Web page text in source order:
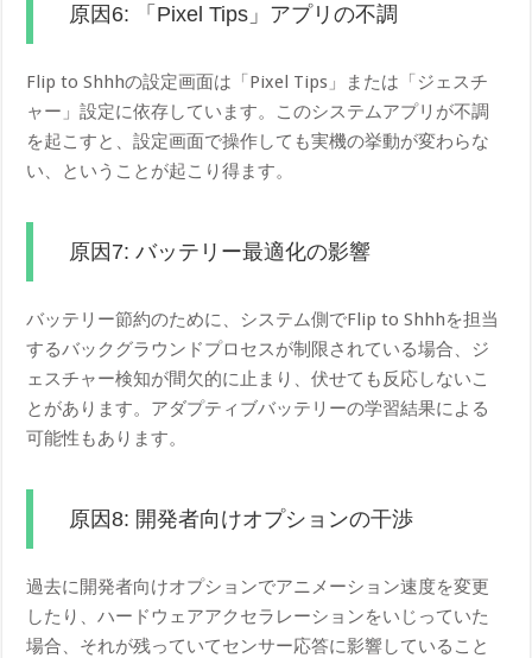
原因6: 「Pixel Tips」アプリの不調
Flip to Shhhの設定画面は「Pixel Tips」または「ジェスチ
ャー」設定に依存しています。このシステムアプリが不調
を起こすと、設定画面で操作しても実機の挙動が変わらな
い、ということが起こり得ます。
原因7: バッテリー最適化の影響
バッテリー節約のために、システム側でFlip to Shhhを担当
するバックグラウンドプロセスが制限されている場合、ジ
ェスチャー検知が間欠的に止まり、伏せても反応しないこ
とがあります。アダプティブバッテリーの学習結果による
可能性もあります。
原因8: 開発者向けオプションの干渉
過去に開発者向けオプションでアニメーション速度を変更
したり、ハードウェアアクセラレーションをいじっていた
場合、それが残っていてセンサー応答に影響していること